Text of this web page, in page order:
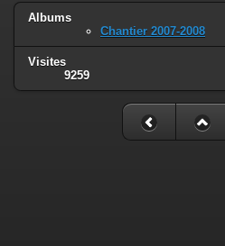
Albums
Chantier 2007-2008
Visites
9259